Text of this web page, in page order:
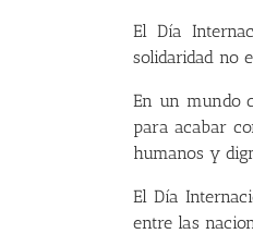
El Día
solidaridad no
En un mundo
para acabar
humanos y
El Día
entre las